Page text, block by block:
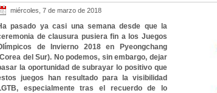
miércoles, 7 de marzo de 2018
pasado ya casi una semana desde que la
de clausura pusiera fin a los Juegos
de Invierno 2018 en Pyeongchang
del Sur). No podemos, sin embargo, dejar
la oportunidad de subrayar lo positivo que
juegos han resultado para la visibilidad
especialmente tras el recuerdo de lo